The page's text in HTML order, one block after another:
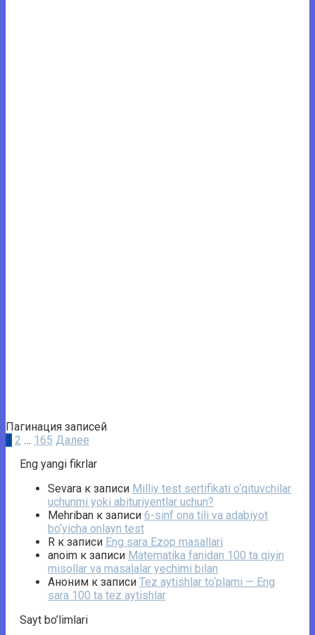
Пагинация записей
1 2 … 165 Далее
Eng yangi fikrlar
Sevara к записи Milliy test sertifikati o‘qituvchilar
uchunmi yoki abituriyentlar uchun?
Mehriban к записи 6-sinf ona tili va adabiyot
bo‘yicha onlayn test
R к записи Eng sara Ezop masallari
anoim к записи Matematika fanidan 100 ta qiyin
misollar va masalalar yechimi bilan
Аноним к записи Tez aytishlar to‘plami — Eng
sara 100 ta tez aytishlar
Sayt bo’limlari